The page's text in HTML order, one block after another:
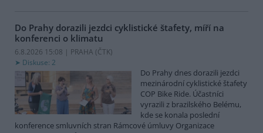
Do Prahy dorazili jezdci cyklistické štafety, míří na
konferenci o klimatu
6.8.2026 15:08 | PRAHA (ČTK)
Diskuse: 2
Do Prahy dnes dorazili jezdci
mezinárodní cyklistické štafety
COP Bike Ride. Účastníci
vyrazili z brazilského Belému,
kde se konala poslední
konference smluvních stran Rámcové úmluvy Organizace